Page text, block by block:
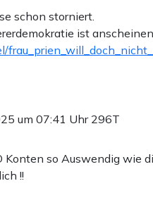
schon storniert.
ist
um 07:41 Uhr 296T
so Auswendig wie
!!